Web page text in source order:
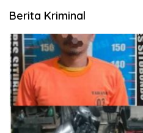
Berita Kriminal